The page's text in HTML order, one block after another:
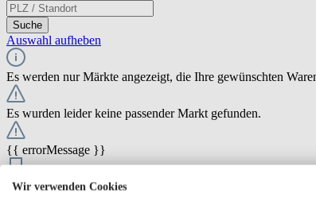
Suche
Auswahl aufheben
Es werden nur Märkte angezeigt, die Ihre gewünschten
Es wurden leider keine passender Markt gefunden.
{{ errorMessage }}
{{
Wir verwenden Cookies